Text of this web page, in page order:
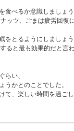
食べるか意識しましょ
ッツ、ごまは疲労回復
をとるようにしましょ
ると最も効果的だと言
らい、
うかとのことでした。
て、楽しい時間を過ご